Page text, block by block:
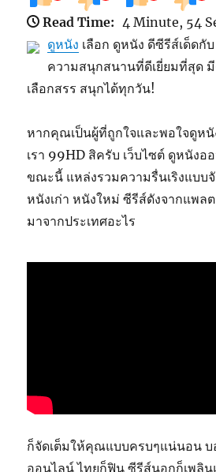
Read Time: 4 Minute, 54
ดูหนัง เลือก ดูหนัง ดีซีรีส์เด็ดกั
ความสนุกสนานที่ดีเยี่ยมที่สุด
เลือกสรร สนุกได้ทุกวัน!
หากคุณเป็นผู้ที่ถูกใจและพอใจดูห
เรา 99HD สิครับ เว็บไซต์ ดูหนัง
ขณะนี้ แหล่งรวมความรื่นเริงแบบจั
หนังเก่า หนังใหม่ ซีรีส์ดังจากแพล
มาจากประเทศอะไร
ก็จัดเต็มให้คุณแบบครบๆแน่นอน บ
ออนไลน์ ไทยก็ฟิน ซีรีส์นอกก็เพลิ